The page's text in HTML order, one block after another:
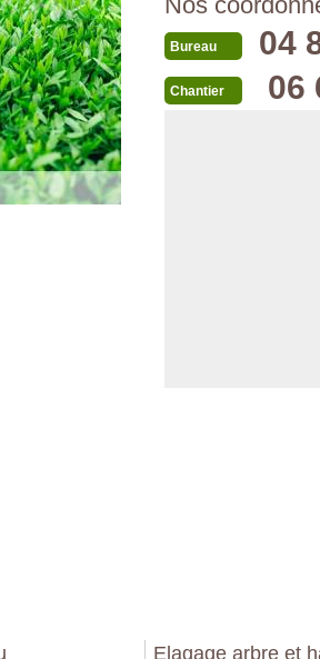
Bureau 04
Chantier 06
Elagage arbre et